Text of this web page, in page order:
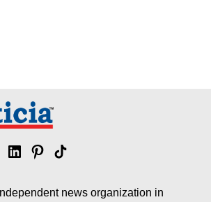
LinkedinPinterest
Tik
news organization in